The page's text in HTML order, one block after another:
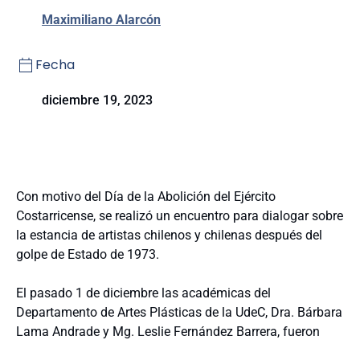
Maximiliano Alarcón
Fecha
diciembre 19, 2023
Con motivo del Día de la Abolición del Ejército
Costarricense, se realizó un encuentro para dialogar sobre
la estancia de artistas chilenos y chilenas después del
golpe de Estado de 1973.
El pasado 1 de diciembre las académicas del
Departamento de Artes Plásticas de la UdeC, Dra. Bárbara
Lama Andrade y Mg. Leslie Fernández Barrera, fueron